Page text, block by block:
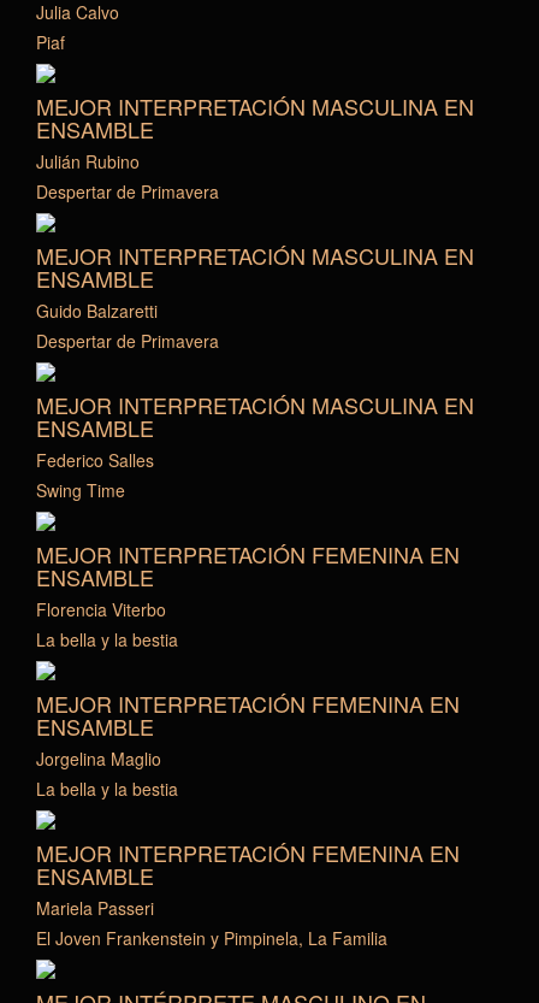
Julia Calvo
Piaf
MEJOR INTERPRETACIÓN MASCULINA EN
ENSAMBLE
Julián Rubino
Despertar de Primavera
MEJOR INTERPRETACIÓN MASCULINA EN
ENSAMBLE
Guido Balzaretti
Despertar de Primavera
MEJOR INTERPRETACIÓN MASCULINA EN
ENSAMBLE
Federico Salles
Swing Time
MEJOR INTERPRETACIÓN FEMENINA EN
ENSAMBLE
Florencia Viterbo
La bella y la bestia
MEJOR INTERPRETACIÓN FEMENINA EN
ENSAMBLE
Jorgelina Maglio
La bella y la bestia
MEJOR INTERPRETACIÓN FEMENINA EN
ENSAMBLE
Mariela Passeri
El Joven Frankenstein y Pimpinela, La Familia